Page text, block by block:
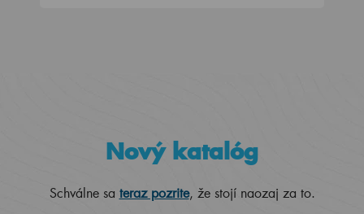
Nový katalóg
Schválne sa teraz pozrite, že stojí naozaj za to.